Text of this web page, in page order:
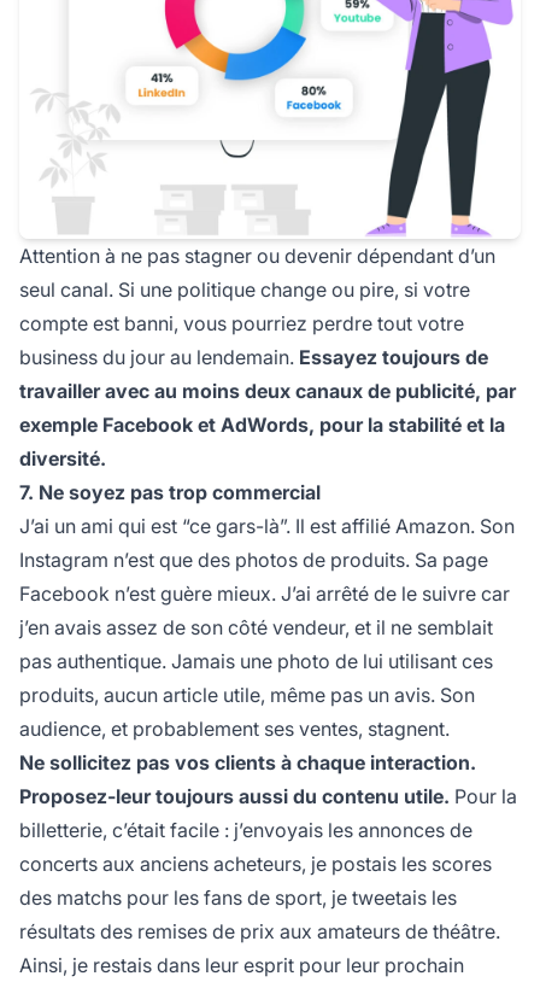
Attention à ne pas stagner ou devenir dépendant d’un
seul canal. Si une politique change ou pire, si votre
compte est banni, vous pourriez perdre tout votre
business du jour au lendemain. Essayez toujours de
travailler avec au moins deux canaux de publicité, par
exemple Facebook et AdWords, pour la stabilité et la
diversité.
7. Ne soyez pas trop commercial
J’ai un ami qui est “ce gars-là”. Il est affilié Amazon. Son
Instagram n’est que des photos de produits. Sa page
Facebook n’est guère mieux. J’ai arrêté de le suivre car
j’en avais assez de son côté vendeur, et il ne semblait
pas authentique. Jamais une photo de lui utilisant ces
produits, aucun article utile, même pas un avis. Son
audience, et probablement ses ventes, stagnent.
Ne sollicitez pas vos clients à chaque interaction.
Proposez-leur toujours aussi du contenu utile. Pour la
billetterie, c’était facile : j’envoyais les annonces de
concerts aux anciens acheteurs, je postais les scores
des matchs pour les fans de sport, je tweetais les
résultats des remises de prix aux amateurs de théâtre.
Ainsi, je restais dans leur esprit pour leur prochain